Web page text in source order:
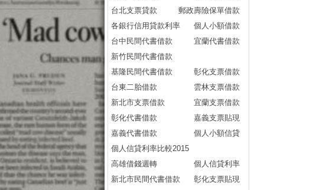
台北支票貸款
郵政壽險保單借款
各銀行信用貸款利率
個人小額借款
台中民間代書借款
宜蘭代書借款
新竹民間代書借款
基隆民間代書借款
彰化支票借款
台東二胎借款
雲林支票借款
新北市支票借款
宜蘭支票借款
彰化代書借款
嘉義支票貼現
嘉義代書借款
個人小額信貸
個人信貸利率比較2015
高雄借錢週轉
個人信貸利率
新北市民間代書借款
彰化支票貼現